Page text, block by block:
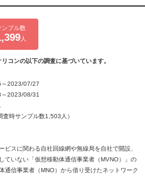
ンプル数
人
コンの以下の調査に基づいています。
2023/07/27
2023/08/31
査時サンプル数1,503人）
ビスに関わる自社回線網や無線局を自社で開設、
ていない「仮想移動体通信事業者（MVNO）」の
通信事業者（MNO）から借り受けたネットワーク